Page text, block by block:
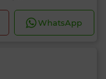
WhatsApp